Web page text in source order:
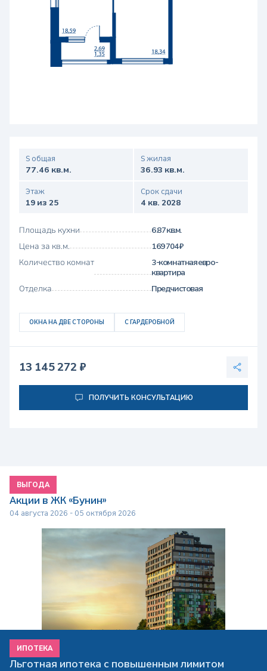
S общая
77.46 кв.м.
S жилая
36.93 кв.м.
Этаж
19 из 25
Срок сдачи
4 кв. 2028
Площадь кухни
6.87 кв.м.
Цена за кв.м.
169 704 ₽
Количество комнат
3-комнатная евро-
квартира
Отделка
Предчистовая
ОКНА НА ДВЕ СТОРОНЫ С ГАРДЕРОБНОЙ
13 145 272 ₽
ПОЛУЧИТЬ КОНСУЛЬТАЦИЮ
ВЫГОДА
Акции в ЖК «Бунин»
04 августа 2026 - 05 октября 2026
ИПОТЕКА
Льготная ипотека с повышенным лимитом